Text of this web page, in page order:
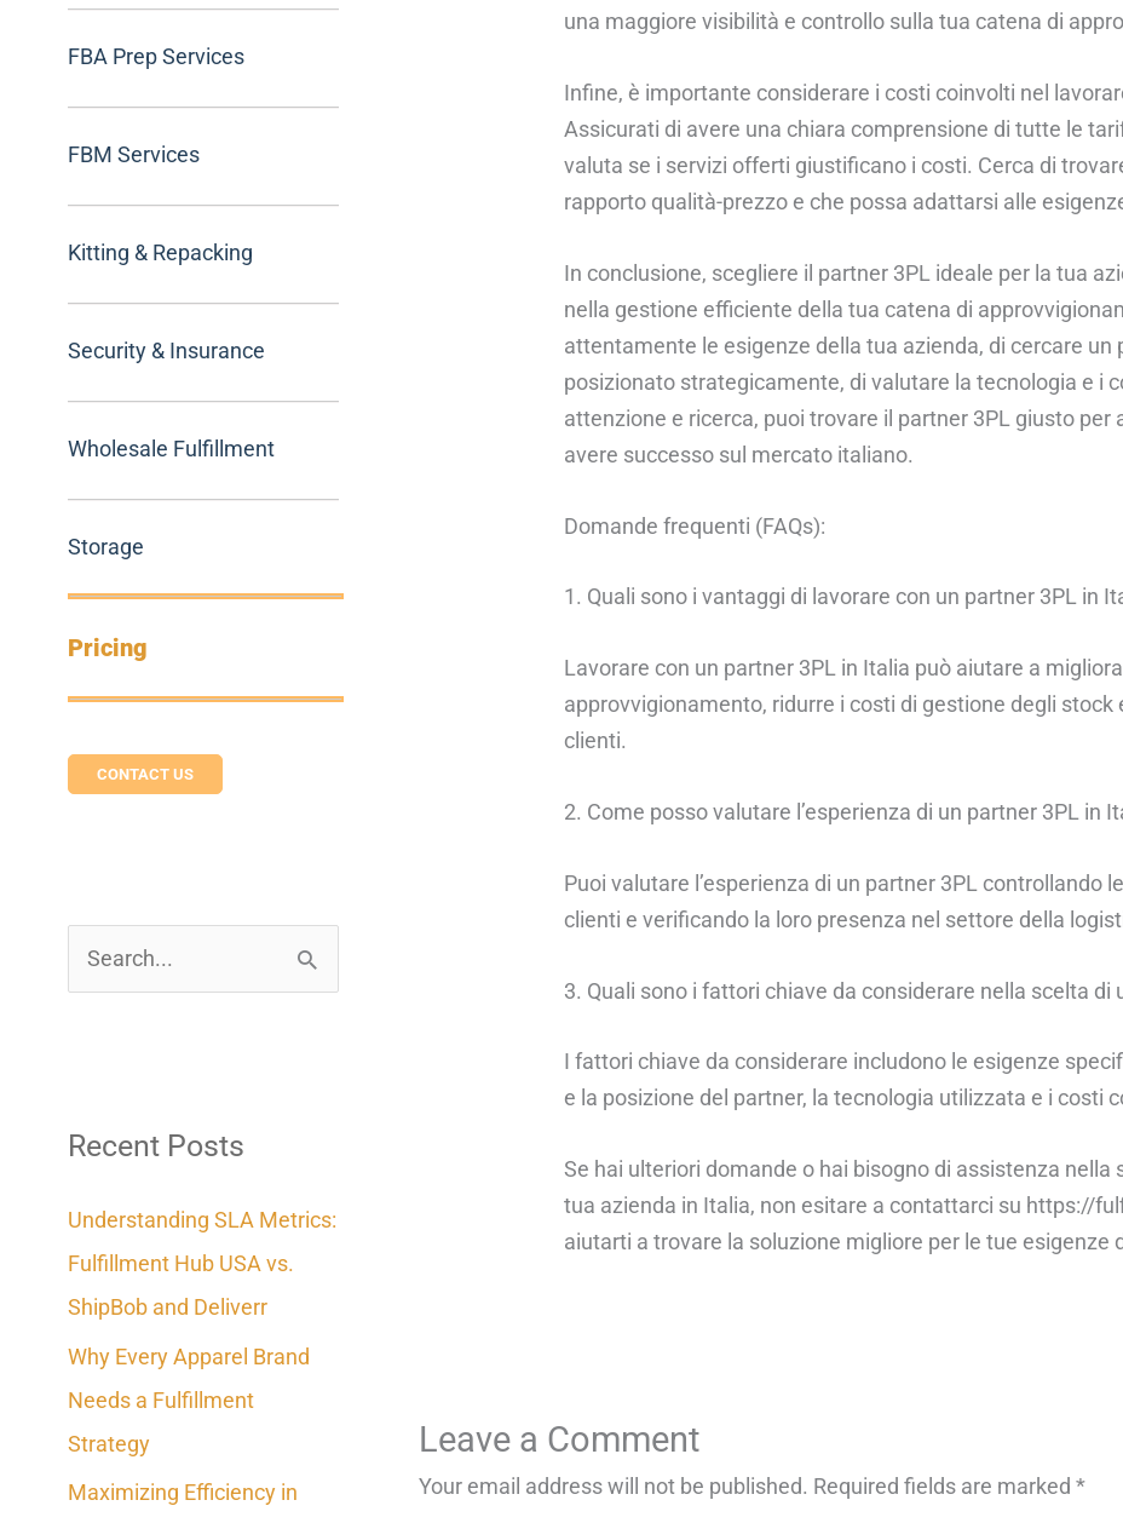
FBA Prep Services
FBM Services
Kitting & Repacking
Security & Insurance
Wholesale Fulfillment
Storage
Pricing
CONTACT US
c
f
o
r
:
Recent Posts
Understanding SLA Metrics:
Fulfillment Hub USA vs.
ShipBob and Deliverr
Why Every Apparel Brand
Needs a Fulfillment
Strategy
Maximizing Efficiency in
una maggiore visibilità e controllo sulla tua catena di
Infine, è importante considerare i costi coinvolti nel
Assicurati di avere una chiara comprensione di tutte le
valuta se i servizi offerti giustificano i costi. Cerca di
rapporto qualità-prezzo e che possa adattarsi alle
In conclusione, scegliere il partner 3PL ideale per la tua
nella gestione efficiente della tua catena di
attentamente le esigenze della tua azienda, di cercare un
posizionato strategicamente, di valutare la tecnologia e i
attenzione e ricerca, puoi trovare il partner 3PL giusto per
avere successo sul mercato italiano.
Domande frequenti (FAQs):
1. Quali sono i vantaggi di lavorare con un partner 3PL in
Lavorare con un partner 3PL in Italia può aiutare a
approvvigionamento, ridurre i costi di gestione degli
clienti.
2. Come posso valutare l’esperienza di un partner 3PL in
Puoi valutare l’esperienza di un partner 3PL controllando
clienti e verificando la loro presenza nel settore della
3. Quali sono i fattori chiave da considerare nella scelta di
I fattori chiave da considerare includono le esigenze
e la posizione del partner, la tecnologia utilizzata e i costi
Se hai ulteriori domande o hai bisogno di assistenza nella
tua azienda in Italia, non esitare a contattarci su https://
aiutarti a trovare la soluzione migliore per le tue esigenze
Leave a Comment
Your email address will not be published. Required fields are marked *